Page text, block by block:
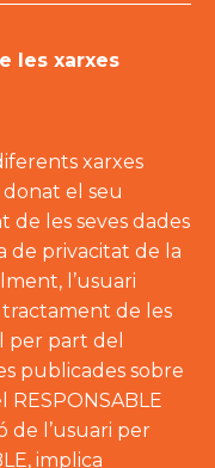
les xarxes
xarxes
el seu
les seves dades
de privacitat de la
l’usuari
tractament de les
per part del
publicades sobre
de l’usuari per
implica